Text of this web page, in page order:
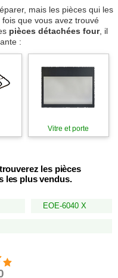
mais les pièces qui les
que vous avez trouvé
pièces détachées four, il
:
Vitre et porte
les pièces
les plus vendus.
EOE-6040 X